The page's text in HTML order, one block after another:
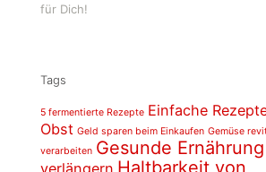
für Dich!
Tags
5 fermentierte Rezepte Einfache
Obst Geld sparen beim Einkaufen Gemüse
verarbeiten Gesunde Ernährung
verlängern Haltbarkeit von